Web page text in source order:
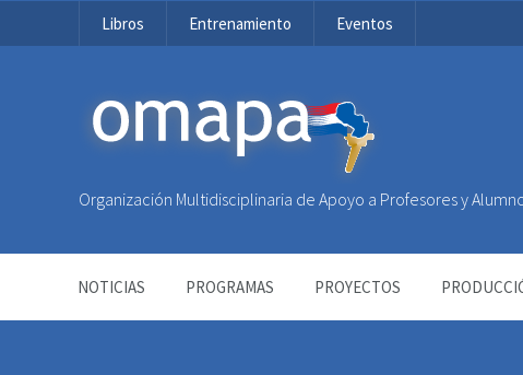
Libros Entrenamiento Eventos
OMAPA
Organización Multidisciplinaria de Apoyo a Profesores y
NOTICIAS PROGRAMAS PROYECTOS